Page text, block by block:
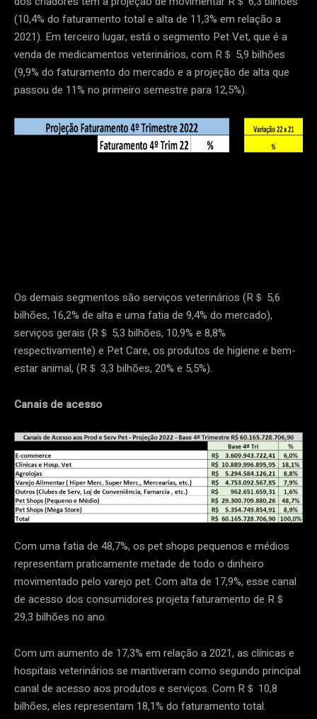
(10,4% do faturamento total e alta de 11,3% em relação a
2021). Em terceiro lugar, está o segmento Pet Vet, que é a
venda de medicamentos veterinários, com R＄ 5,9 bilhões
(9,9% do faturamento do mercado e a projeção de alta que
passou de 11% no primeiro semestre para 12,5%).
Os demais segmentos são serviços veterinários (R＄ 5,6
bilhões, 16,2% de alta e uma fatia de 9,4% do mercado),
serviços gerais (R＄ 5,3 bilhões, 10,9% e 8,8%
respectivamente) e Pet Care, os produtos de higiene e bem-
estar animal, (R＄ 3,3 bilhões, 20% e 5,5%).
Canais de acesso
Com uma fatia de 48,7%, os pet shops pequenos e médios
representam praticamente metade de todo o dinheiro
movimentado pelo varejo pet. Com alta de 17,9%, esse canal
de acesso dos consumidores projeta faturamento de R＄
29,3 bilhões no ano.
Com um aumento de 17,3% em relação a 2021, as clínicas e
hospitais veterinários se mantiveram como segundo principal
canal de acesso aos produtos e serviços. Com R＄ 10,8
bilhões, eles representam 18,1% do faturamento total.